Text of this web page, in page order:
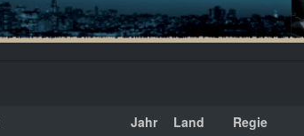
Jahr Land Regie